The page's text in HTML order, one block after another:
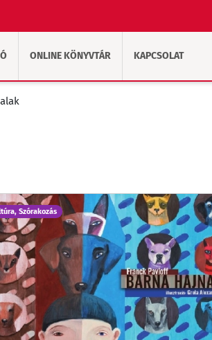
ONLINE KÖNYVTÁR KAPCSOLAT
Szórakozás